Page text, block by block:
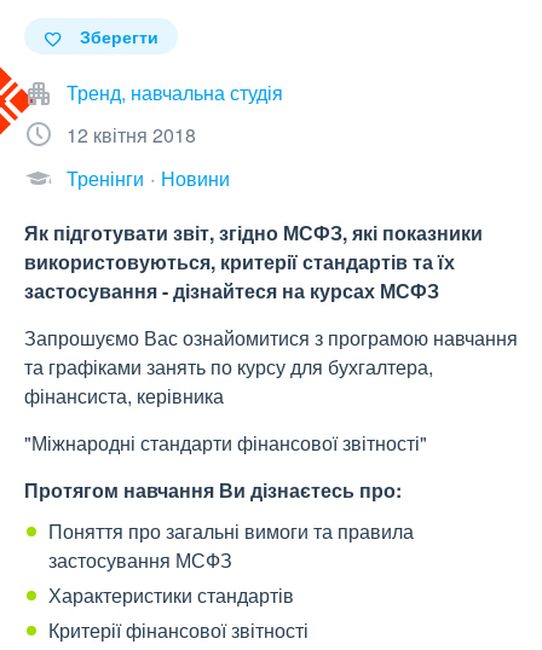
Зберегти
Тренд, навчальна студія
12 квітня 2018
Тренінги
Новини
Як підготувати звіт, згідно МСФЗ, які показники
використовуються, критерії стандартів та їх
застосування - дізнайтеся на курсах МСФЗ
Запрошуємо Вас ознайомитися з програмою навчання
та графіками занять по курсу для бухгалтера,
фінансиста, керівника
"Міжнародні стандарти фінансової звітності"
Протягом навчання Ви дізнаєтесь про:
Поняття про загальні вимоги та правила
застосування МСФЗ
Характеристики стандартів
Критерії фінансової звітності